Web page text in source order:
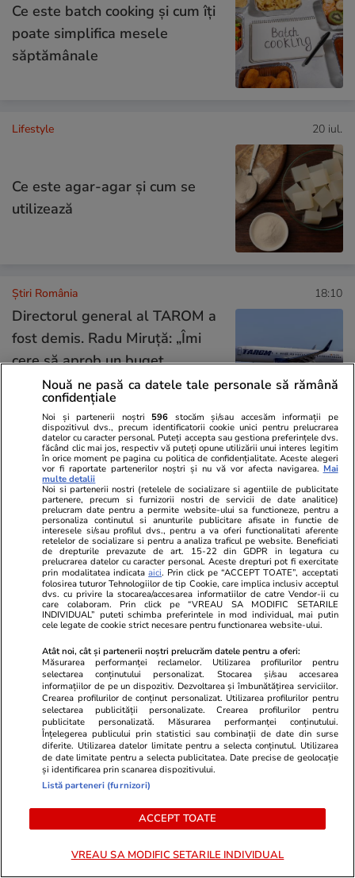
Ce este batch cooking și cum îți
poate simplifica mesele
săptămânale
Lifestyle 20 iul.
Ce este agar-agar și cum se
utilizează
Știri România 18:10
Directorul general al TAROM a
fost demis. Radu Miruță: „Îmi
cere să aprob un buget
construit pe cifre nereale”.
Reacția TAROM după
explicațiile lui Bogdan Costaș
Știri România 18:10
IGSU explică de ce nu a folosit
navele multirol la stingerea
incendiului de pe Gas Lisbon: nu
au comandanți și existau „riscuri
majore”
România a plătit chirie 12 ani
pentru o ambasadă goală în
Libia. Suma uriașă pierdută din
bani publici
Știri România 16:44
Cod roșu de inundații în
Prahova, Dâmbovița și Ilfov:
Nouă ne pasă ca datele tale personale să rămână
confidențiale
Noi și partenerii noștri 596 stocăm și/sau accesăm informații pe
dispozitivul dvs., precum identificatorii cookie unici pentru prelucrarea
datelor cu caracter personal. Puteți accepta sau gestiona preferințele dvs.
făcând clic mai jos, respectiv vă puteți opune utilizării unui interes legitim
în orice moment pe pagina cu politica de confidențialitate. Aceste alegeri
vor fi raportate partenerilor noștri și nu vă vor afecta navigarea. Mai
multe detalii
Noi si partenerii nostri (retelele de socializare si agentiile de publicitate
partenere, precum si furnizorii nostri de servicii de date analitice)
prelucram date pentru a permite website-ului sa functioneze, pentru a
personaliza continutul si anunturile publicitare afisate in functie de
interesele si/sau profilul dvs., pentru a va oferi functionalitati aferente
retelelor de socializare si pentru a analiza traficul pe website. Beneficiati
de drepturile prevazute de art. 15-22 din GDPR in legatura cu
prelucrarea datelor cu caracter personal. Aceste drepturi pot fi exercitate
prin modalitatea indicataaici. Prin click pe “ACCEPT TOATE”, acceptati
folosirea tuturor Tehnologiilor de tip Cookie, care implica inclusiv acceptul
dvs. cu privire la stocarea/accesarea informatiilor de catre Vendor-ii cu
care colaboram. Prin click pe “VREAU SA MODIFIC SETARILE
INDIVIDUAL” puteti schimba preferintele in mod individual, mai putin
cele legate de cookie strict necesare pentru functionarea website-ului.
Atât noi, cât și partenerii noștri prelucrăm datele pentru a oferi:
Măsurarea performanței reclamelor. Utilizarea profilurilor pentru
selectarea conținutului personalizat. Stocarea și/sau accesarea
informațiilor de pe un dispozitiv. Dezvoltarea și îmbunătățirea serviciilor.
Crearea profilurilor de conținut personalizat. Utilizarea profilurilor pentru
selectarea publicității personalizate. Crearea profilurilor pentru
publicitate personalizată. Măsurarea performanței conținutului.
Înțelegerea publicului prin statistici sau combinații de date din surse
diferite. Utilizarea datelor limitate pentru a selecta conținutul. Utilizarea
de date limitate pentru a selecta publicitatea. Date precise de geolocație
și identificarea prin scanarea dispozitivului.
Listă parteneri (furnizori)
ACCEPT TOATE
VREAU SA MODIFIC SETARILE INDIVIDUAL